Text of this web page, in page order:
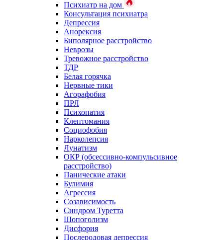
Психиатр на дом
Консультация психиатра
Депрессия
Анорексия
Биполярное расстройство
Неврозы
Тревожное расстройство
ТДР
Белая горячка
Нервные тики
Агорафобия
ПРЛ
Психопатия
Клептомания
Социофобия
Нарколепсия
Лунатизм
ОКР (обсессивно-компульсивное
расстройство)
Панические атаки
Булимия
Агрессия
Созависимость
Синдром Туретта
Шопоголизм
Дисфория
Послеродовая депрессия